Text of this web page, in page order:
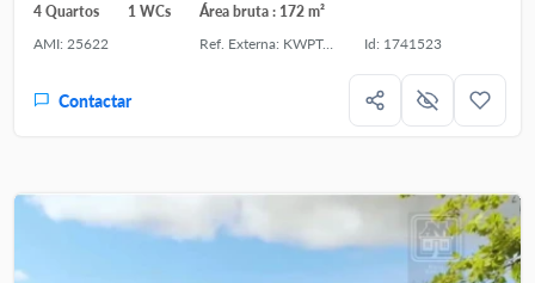
4 Quartos 1 WCs
Área bruta : 172 m²
AMI: 25622
Ref. Externa: KWPT-030409 Id: 1741523
Contactar